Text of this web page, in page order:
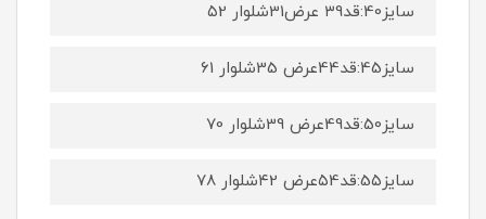
سایز40:قد۳9 عرض31شلوار ۵2
سایز45:قد44عرض 35شلوار ۶1
سایز50:قد49عرض 39شلوار 70
سایز5۵:قد۵4عرض ۴2شلوار ۷8